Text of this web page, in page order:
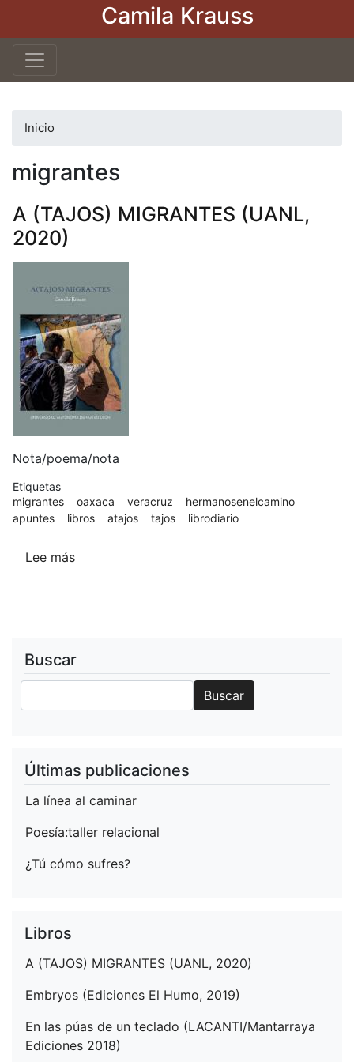
Pasar
Camila Krauss
Inicio
migrantes
A (TAJOS) MIGRANTES (UANL,
2020)
Nota/poema/nota
Etiquetas
migrantes
oaxaca veracruz
hermanosenelcamino
apuntes
libros atajos tajos librodiario
Lee más
Buscar
Buscar
Últimas publicaciones
La línea al caminar
Poesía:taller relacional
¿Tú cómo sufres?
Libros
A (TAJOS) MIGRANTES (UANL, 2020)
Embryos (Ediciones El Humo, 2019)
En las púas de un teclado (LACANTI/Mantarraya
Ediciones 2018)